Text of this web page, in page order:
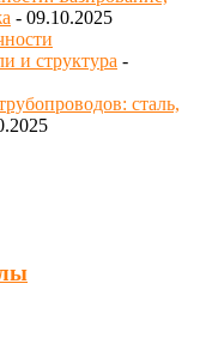
- 09.10.2025
и структура -
сталь,